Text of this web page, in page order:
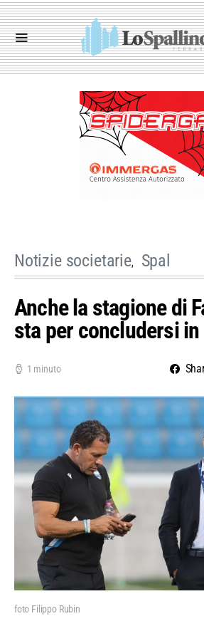
Notizie societarie Spal
Anche la stagione di
sta per concludersi
1 minuto
foto Filippo Rubin